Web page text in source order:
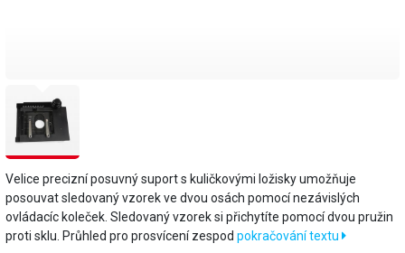
Velice precizní posuvný suport s kuličkovými ložisky umožňuje
posouvat sledovaný vzorek ve dvou osách pomocí nezávislých
ovládacíc koleček. Sledovaný vzorek si přichytíte pomocí dvou pružin
proti sklu. Průhled pro prosvícení zespod pokračování textu